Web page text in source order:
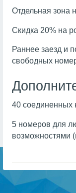
Отдельная зона
Скидка 20% на
Раннее заезд и
свободных
40 соединенных
5 номеров для
возможностями